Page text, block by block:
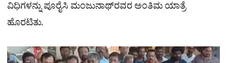
ವಿಧಿಗಳನ್ನು ಪೂರೈಸಿ ಮಂಜುನಾಥ್​ರವರ ಅಂತಿಮ ಯಾತ್ರೆ
ಹೊರಟಿತು.